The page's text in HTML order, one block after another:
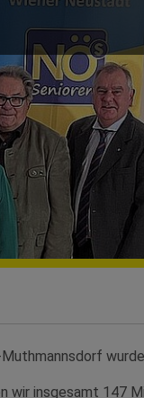
wir insgesamt 147